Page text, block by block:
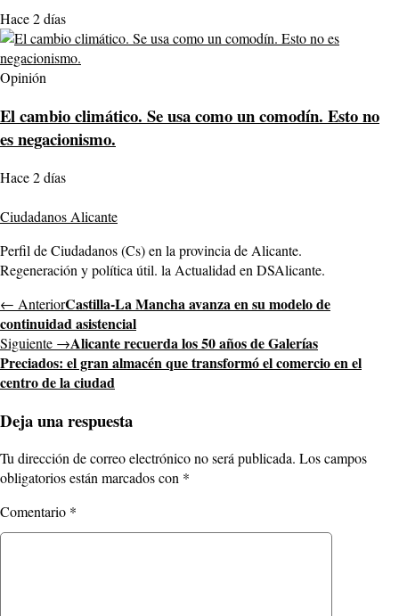
Hace 2 días
Opinión
El cambio climático. Se usa como un comodín. Esto no
es negacionismo.
Hace 2 días
Ciudadanos Alicante
Perfil de Ciudadanos (Cs) en la provincia de Alicante.
Regeneración y política útil. la Actualidad en DSAlicante.
← AnteriorCastilla-La Mancha avanza en su modelo de
continuidad asistencial
Siguiente →Alicante recuerda los 50 años de Galerías
Preciados: el gran almacén que transformó el comercio en el
centro de la ciudad
Deja una respuesta
Tu dirección de correo electrónico no será publicada. Los campos
obligatorios están marcados con *
Comentario *